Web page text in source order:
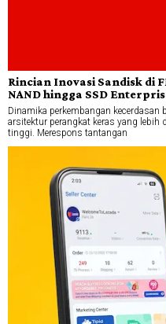
Rincian Inovasi Sandisk di
NAND hingga SSD
Dinamika perkembangan
arsitektur perangkat keras yang lebih
tinggi. Merespons tantangan